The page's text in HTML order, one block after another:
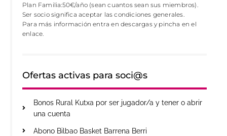
Plan Familia:50€/año (sean cuantos sean sus miembros).
Ser socio significa aceptar las condiciones generales.
Para más información entra en descargas y pincha en el
enlace.
Ofertas activas para soci@s
Bonos Rural Kutxa por ser jugador/a y tener o abrir
una cuenta
Abono Bilbao Basket Barrena Berri